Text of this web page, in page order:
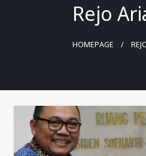
Rejo
HOMEPAGE